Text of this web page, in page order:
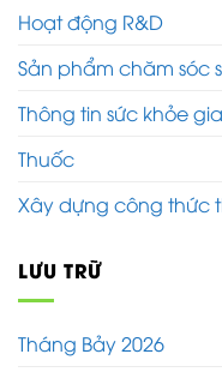
Hoạt động R&D
Sản phẩm chăm sóc
Thông tin sức khỏe
Thuốc
Xây dựng công thức
LƯU TRỮ
Tháng Bảy 2026